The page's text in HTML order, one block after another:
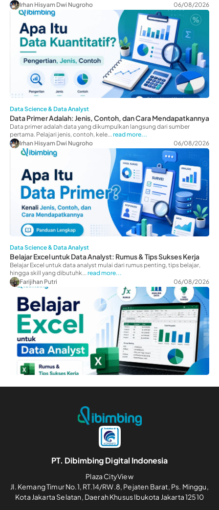
Irhan Hisyam Dwi Nugroho
06/08/2026
Data Science & Data Analyst
Data Primer Adalah: Jenis, Contoh, dan Cara Mendapatkannya
Data primer adalah data yang dikumpulkan langsung dari sumber
pertama. Pelajari jenis, contoh, kele... read more...
Irhan Hisyam Dwi Nugroho
06/08/2026
Data Science & Data Analyst
Belajar Excel untuk Data Analyst: Rumus & Tips Sukses Kerja
Belajar Excel untuk data analyst mulai dari rumus penting, tips belajar,
hingga skill yang dibutuhk... read more...
Farijihan Putri
06/08/2026
PT. Dibimbing Digital Indonesia
Plaza CityView
Jl. Kemang Timur No.1, RT.14/RW.8, Pejaten Barat, Ps. Minggu,
Kota Jakarta Selatan, Daerah Khusus Ibukota Jakarta 12510